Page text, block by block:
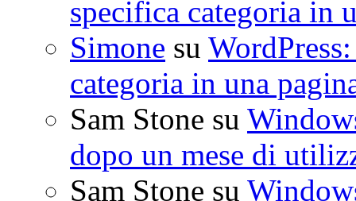
specifica categoria in
Simone su
categoria in una
Sam Stone su
dopo un mese di
Sam Stone su